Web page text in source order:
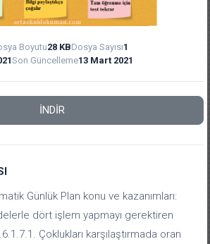
Boyutu28 KBDosya Sayısı1
Son Güncelleme13 Mart 2021
İNDİR
Günlük Plan konu ve kazanımları:
dört işlem yapmayı gerektiren
Çoklukları karşılaştırmada oran